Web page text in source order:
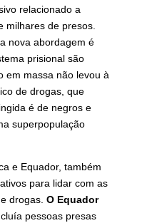
relacionado a
milhares de presos.
nova abordagem é
prisional são
em massa não levou à
de drogas, que
é de negros e
superpopulação
e Equador, também
para lidar com as
drogas. O Equador
pessoas presas